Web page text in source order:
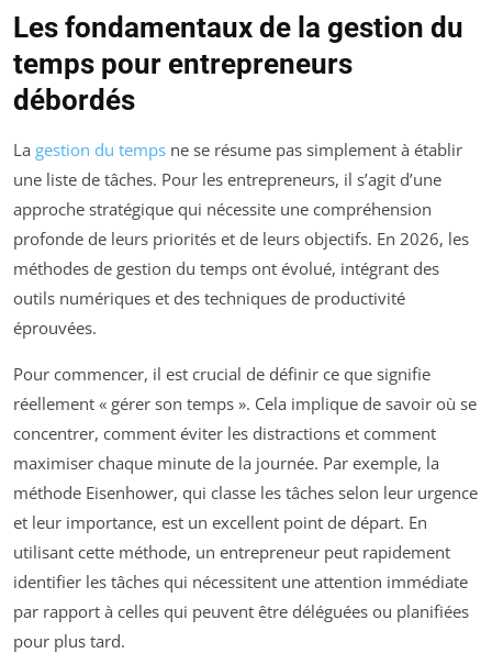
Les fondamentaux de la gestion du
temps pour entrepreneurs
débordés
La gestion du temps ne se résume pas simplement à établir
une liste de tâches. Pour les entrepreneurs, il s’agit d’une
approche stratégique qui nécessite une compréhension
profonde de leurs priorités et de leurs objectifs. En 2026, les
méthodes de gestion du temps ont évolué, intégrant des
outils numériques et des techniques de productivité
éprouvées.
Pour commencer, il est crucial de définir ce que signifie
réellement « gérer son temps ». Cela implique de savoir où se
concentrer, comment éviter les distractions et comment
maximiser chaque minute de la journée. Par exemple, la
méthode Eisenhower, qui classe les tâches selon leur urgence
et leur importance, est un excellent point de départ. En
utilisant cette méthode, un entrepreneur peut rapidement
identifier les tâches qui nécessitent une attention immédiate
par rapport à celles qui peuvent être déléguées ou planifiées
pour plus tard.